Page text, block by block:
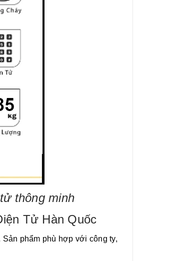
thông minh
Tử Hàn Quốc
phẩm phù hợp với công ty,